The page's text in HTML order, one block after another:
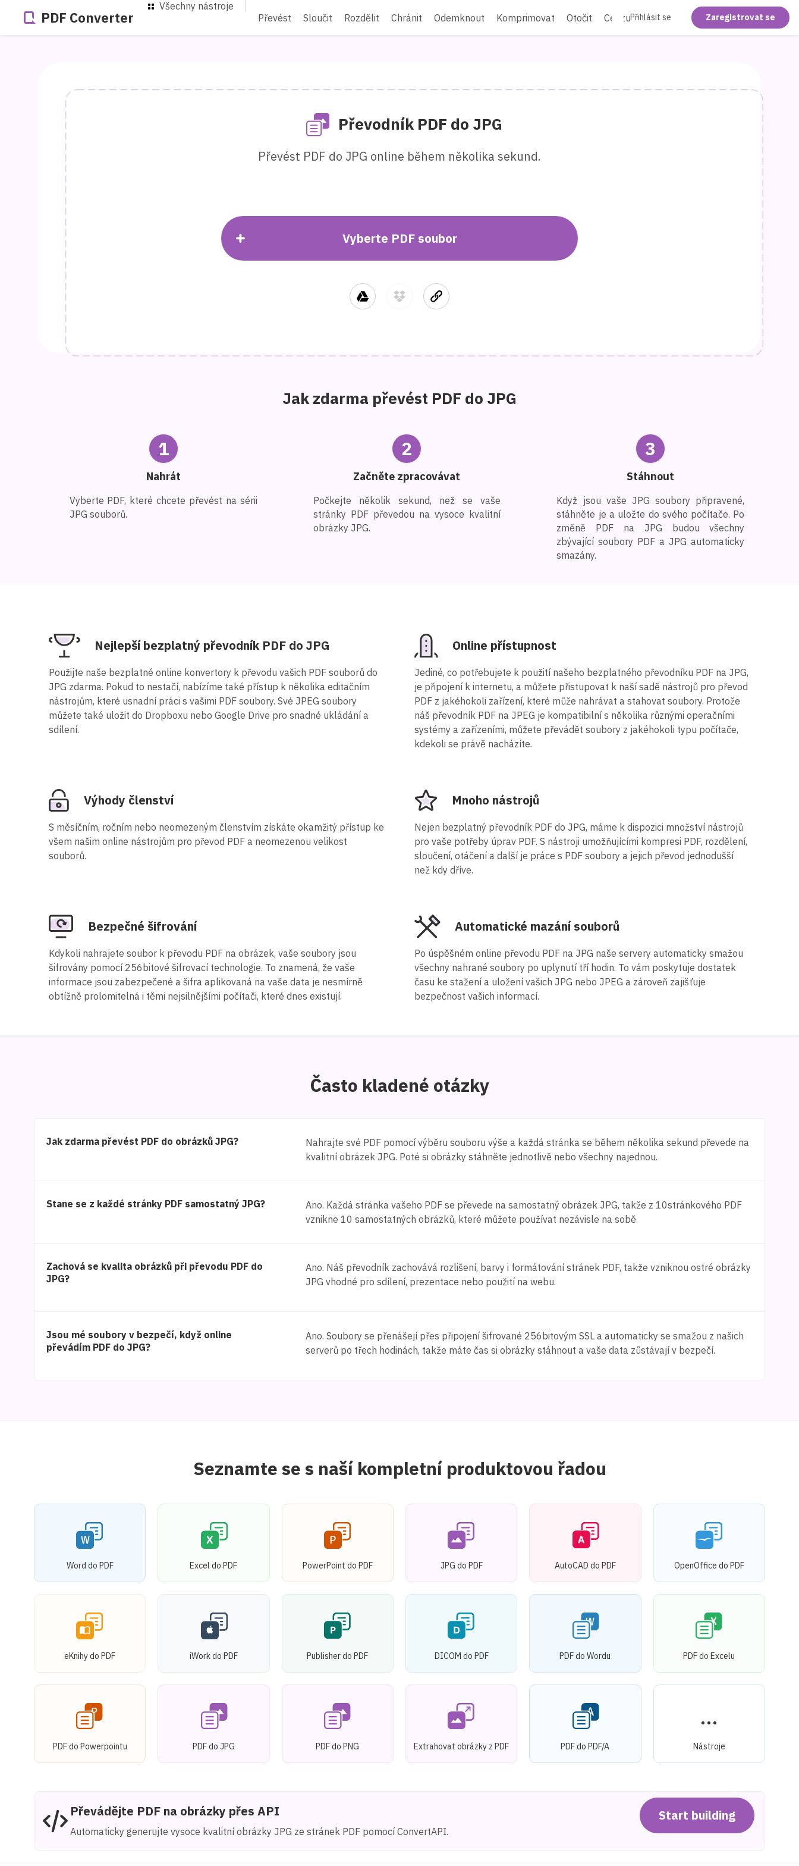
PDF Converter
Všechny nástroje
Převést
Sloučit Rozdělit Chránit Odemknout Komprimovat Otočit Cenzurovat Zploštit
Přihlásit se Zaregistrovat se
Převodník PDF do JPG
Převést PDF do JPG online během několika sekund.
Vyberte PDF soubor
Jak zdarma převést PDF do JPG
1
Nahrát
Vyberte PDF, které chcete převést na sérii
JPG souborů.
2
Začněte zpracovávat
Počkejte několik sekund, než se vaše
stránky PDF převedou na vysoce kvalitní
obrázky JPG.
3
Stáhnout
Když jsou vaše JPG soubory připravené,
stáhněte je a uložte do svého počítače. Po
změně PDF na JPG budou všechny
zbývající soubory PDF a JPG automaticky
smazány.
Nejlepší bezplatný převodník PDF do JPG
Použijte naše bezplatné online konvertory k převodu vašich PDF souborů do
JPG zdarma. Pokud to nestačí, nabízíme také přístup k několika editačním
nástrojům, které usnadní práci s vašimi PDF soubory. Své JPEG soubory
můžete také uložit do Dropboxu nebo Google Drive pro snadné ukládání a
sdílení.
Online přístupnost
Jediné, co potřebujete k použití našeho bezplatného převodníku PDF na JPG,
je připojení k internetu, a můžete přistupovat k naší sadě nástrojů pro převod
PDF z jakéhokoli zařízení, které může nahrávat a stahovat soubory. Protože
náš převodník PDF na JPEG je kompatibilní s několika různými operačními
systémy a zařízeními, můžete převádět soubory z jakéhokoli typu počítače,
kdekoli se právě nacházíte.
Výhody členství
S měsíčním, ročním nebo neomezeným členstvím získáte okamžitý přístup ke
všem našim online nástrojům pro převod PDF a neomezenou velikost
souborů.
Mnoho nástrojů
Nejen bezplatný převodník PDF do JPG, máme k dispozici množství nástrojů
pro vaše potřeby úprav PDF. S nástroji umožňujícími kompresi PDF, rozdělení,
sloučení, otáčení a další je práce s PDF soubory a jejich převod jednodušší
než kdy dříve.
Bezpečné šifrování
Kdykoli nahrajete soubor k převodu PDF na obrázek, vaše soubory jsou
šifrovány pomocí 256bitové šifrovací technologie. To znamená, že vaše
informace jsou zabezpečené a šifra aplikovaná na vaše data je nesmírně
obtížně prolomitelná i těmi nejsilnějšími počítači, které dnes existují.
Automatické mazání souborů
Po úspěšném online převodu PDF na JPG naše servery automaticky smažou
všechny nahrané soubory po uplynutí tří hodin. To vám poskytuje dostatek
času ke stažení a uložení vašich JPG nebo JPEG a zároveň zajišťuje
bezpečnost vašich informací.
Často kladené otázky
Jak zdarma převést PDF do obrázků JPG?
Nahrajte své PDF pomocí výběru souboru výše a každá stránka se během několika sekund převede na
kvalitní obrázek JPG. Poté si obrázky stáhněte jednotlivě nebo všechny najednou.
Stane se z každé stránky PDF samostatný JPG?
Ano. Každá stránka vašeho PDF se převede na samostatný obrázek JPG, takže z 10stránkového PDF
vznikne 10 samostatných obrázků, které můžete používat nezávisle na sobě.
Zachová se kvalita obrázků při převodu PDF do
JPG?
Ano. Náš převodník zachovává rozlišení, barvy i formátování stránek PDF, takže vzniknou ostré obrázky
JPG vhodné pro sdílení, prezentace nebo použití na webu.
Jsou mé soubory v bezpečí, když online
převádím PDF do JPG?
Ano. Soubory se přenášejí přes připojení šifrované 256bitovým SSL a automaticky se smažou z našich
serverů po třech hodinách, takže máte čas si obrázky stáhnout a vaše data zůstávají v bezpečí.
Seznamte se s naší kompletní produktovou řadou
Word do PDF Excel do PDF PowerPoint do PDF JPG do PDF AutoCAD do PDF OpenOffice do PDF
eKnihy do PDF iWork do PDF Publisher do PDF DICOM do PDF PDF do Wordu PDF do Excelu
PDF do Powerpointu PDF do JPG PDF do PNG Extrahovat obrázky z PDF PDF do PDF/A Nástroje
Převádějte PDF na obrázky přes API
Automaticky generujte vysoce kvalitní obrázky JPG ze stránek PDF pomocí ConvertAPI.
Start building